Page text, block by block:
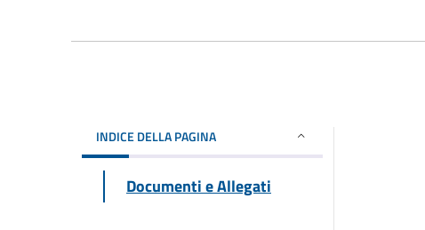
INDICE DELLA PAGINA
Documenti e Allegati